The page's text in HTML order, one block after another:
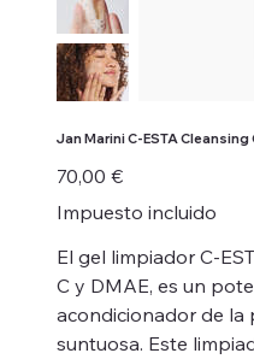
Jan Marini C-ESTA Cleansing
Precio
70,00 €
Impuesto incluido
El gel limpiador C-
C y DMAE, es un
acondicionador de la
suntuosa. Este